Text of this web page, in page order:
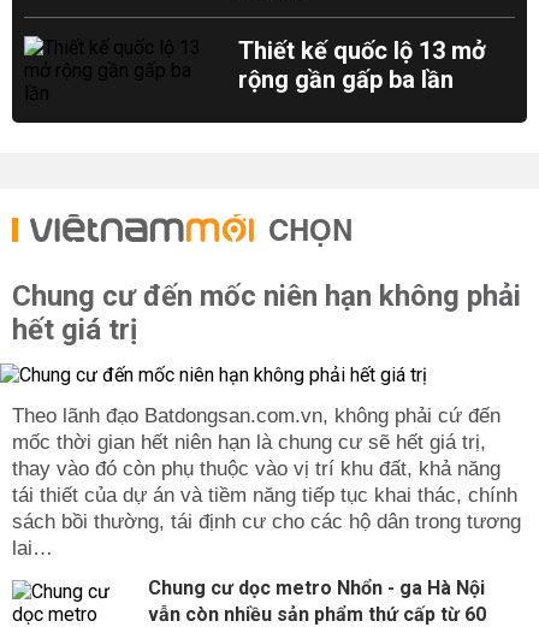
Thiết kế quốc lộ 13 mở
rộng gần gấp ba lần
CHỌN
Chung cư đến mốc niên hạn không phải
hết giá trị
Theo lãnh đạo Batdongsan.com.vn, không phải cứ đến
mốc thời gian hết niên hạn là chung cư sẽ hết giá trị,
thay vào đó còn phụ thuộc vào vị trí khu đất, khả năng
tái thiết của dự án và tiềm năng tiếp tục khai thác, chính
sách bồi thường, tái định cư cho các hộ dân trong tương
lai…
Chung cư dọc metro Nhổn - ga Hà Nội
vẫn còn nhiều sản phẩm thứ cấp từ 60